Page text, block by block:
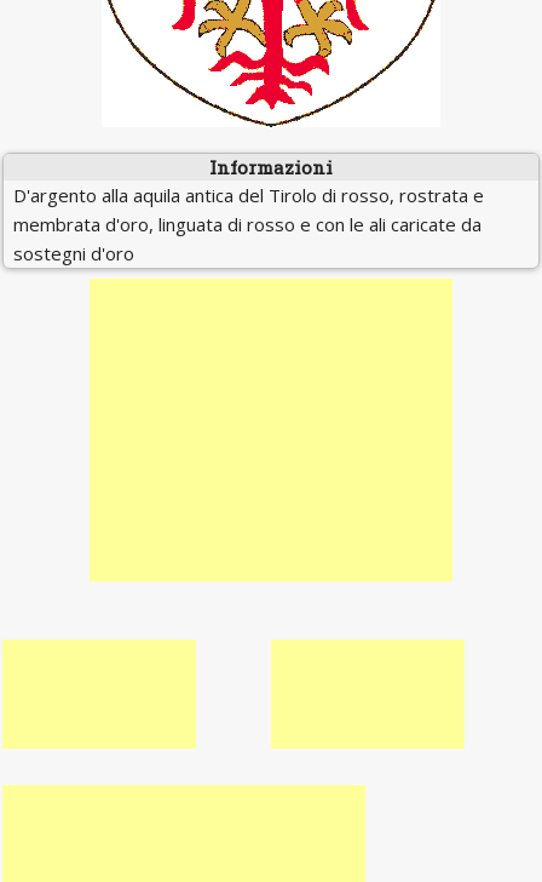
Informazioni
D'argento alla aquila antica del Tirolo di rosso, rostrata e
membrata d'oro, linguata di rosso e con le ali caricate da
sostegni d'oro